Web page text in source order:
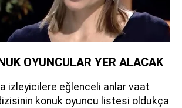
OYUNCULAR YER ALACAK
izleyicilere eğlenceli anlar vaat
konuk oyuncu listesi oldukça